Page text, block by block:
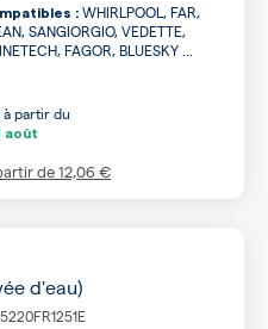
: WHIRLPOOL, FAR,
SANGIORGIO, VEDETTE,
FAGOR, BLUESKY ...
partir du
août
de12,06 €
d'eau)